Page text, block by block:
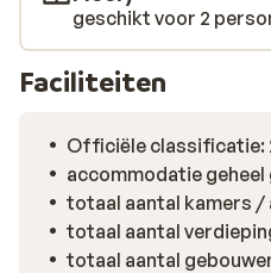
geschikt voor 2
Faciliteiten
Officiële classificatie:
accommodatie geheel
totaal aantal kamers /
totaal aantal
totaal aantal